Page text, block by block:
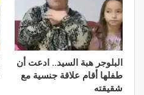
البلوجر هبة السيد.. ادعت أن
طفلها أقام علاقة جنسية مع
شقيقته